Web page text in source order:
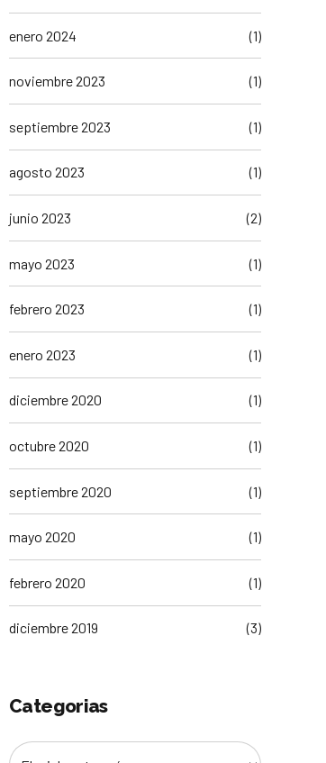
enero 2024 (1)
noviembre 2023 (1)
septiembre 2023 (1)
agosto 2023 (1)
junio 2023 (2)
mayo 2023 (1)
febrero 2023 (1)
enero 2023 (1)
diciembre 2020 (1)
octubre 2020 (1)
septiembre 2020 (1)
mayo 2020 (1)
febrero 2020 (1)
diciembre 2019 (3)
Categorias